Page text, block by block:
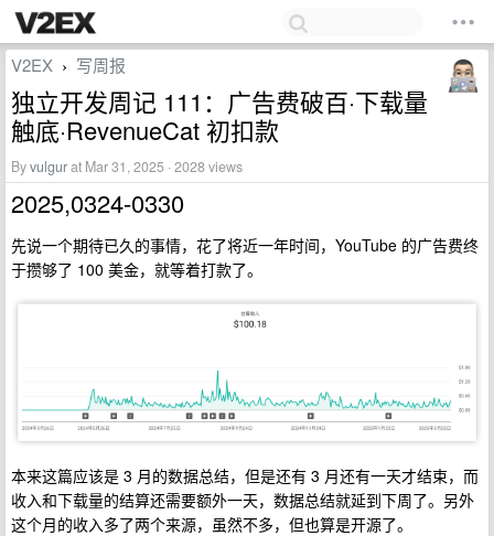
V2EX › 写周报
独立开发周记 111：广告费破百·下载量
触底·RevenueCat 初扣款
Byvulgurat Mar 31, 2025 · 2028 views
2025,0324-0330
先说一个期待已久的事情，花了将近一年时间，YouTube 的广告费终
于攒够了 100 美金，就等着打款了。
本来这篇应该是 3 月的数据总结，但是还有 3 月还有一天才结束，而
收入和下载量的结算还需要额外一天，数据总结就延到下周了。另外
这个月的收入多了两个来源，虽然不多，但也算是开源了。